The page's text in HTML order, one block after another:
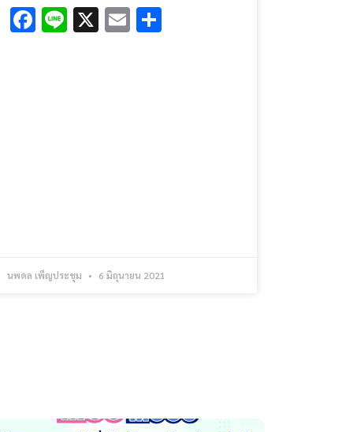
Facebook
Line
X Email
นพดล เพ็ญประชุม 6 มิถุนายน 2021